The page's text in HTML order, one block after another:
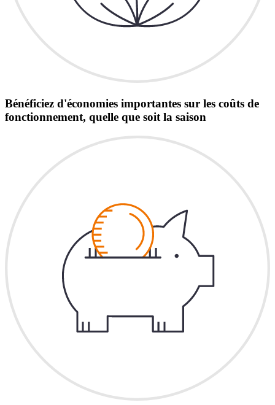
Bénéficiez d'économies importantes sur les coûts de
fonctionnement, quelle que soit la saison